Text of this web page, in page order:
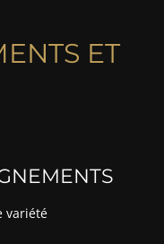
ET
variété